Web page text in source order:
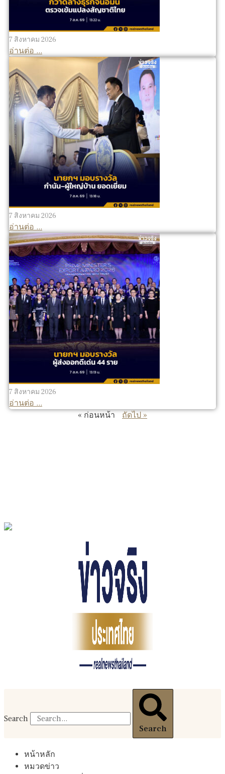
7 สิงหาคม 2026
อ่านต่อ ...
7 สิงหาคม 2026
อ่านต่อ ...
7 สิงหาคม 2026
อ่านต่อ ...
« ก่อนหน้า
ถัดไป »
Search
Search
หน้าหลัก
หมวดข่าว